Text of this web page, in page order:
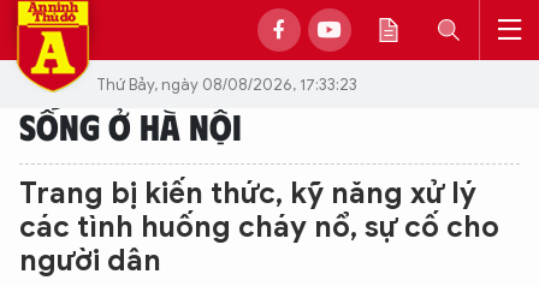
Thứ Bảy, ngày 08/08/2026, 17:33:23
SỐNG Ở HÀ NỘI
Trang bị kiến thức, kỹ năng xử lý
các tình huống cháy nổ, sự cố cho
người dân